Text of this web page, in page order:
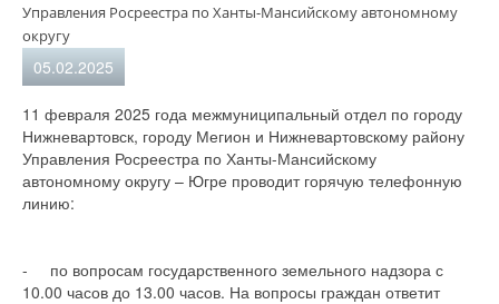
Управления Росреестра по Ханты-Мансийскому автономному
округу
05.02.2025
11 февраля 2025 года межмуниципальный отдел по городу
Нижневартовск, городу Мегион и Нижневартовскому району
Управления Росреестра по Ханты-Мансийскому
автономному округу – Югре проводит горячую телефонную
линию:
- по вопросам государственного земельного надзора с
10.00 часов до 13.00 часов. На вопросы граждан ответит